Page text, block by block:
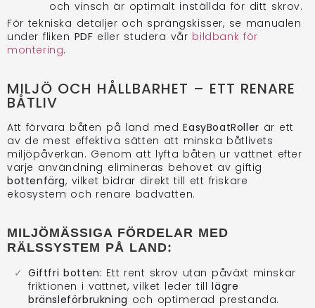
och vinsch är optimalt inställda för ditt skrov.
För tekniska detaljer och sprängskisser, se manualen
under fliken PDF eller studera vår bildbank för
montering.
MILJÖ OCH HÅLLBARHET – ETT RENARE
BÅTLIV
Att förvara båten på land medEasyBoatRoller är ett
av de mest effektiva sätten att minska båtlivets
miljöpåverkan. Genom att lyfta båten ur vattnet efter
varje användning elimineras behovet av giftig
bottenfärg, vilket bidrar direkt till ett friskare
ekosystem och renare badvatten.
MILJÖMÄSSIGA FÖRDELAR MED
RÄLSSYSTEM PÅ LAND:
Giftfri botten: Ett rent skrov utan påväxt minskar
friktionen i vattnet, vilket leder tilllägre
bränsleförbrukning och optimerad prestanda.